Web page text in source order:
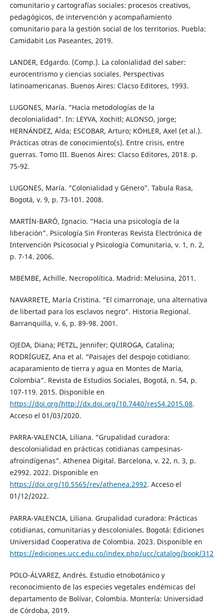
comunitario y cartografías sociales: procesos creativos,
pedagógicos, de intervención y acompañamiento
comunitario para la gestión social de los territorios. Puebla:
Camidabit Los Paseantes, 2019.
LANDER, Edgardo. (Comp.). La colonialidad del saber:
eurocentrismo y ciencias sociales. Perspectivas
latinoamericanas. Buenos Aires: Clacso Editores, 1993.
LUGONES, María. “Hacia metodologías de la
decolonialidad”. In: LEYVA, Xochitl; ALONSO, Jorge;
HERNÁNDEZ, Aída; ESCOBAR, Arturo; KÖHLER, Axel (et al.).
Prácticas otras de conocimiento(s). Entre crisis, entre
guerras. Tomo III. Buenos Aires: Clacso Editores, 2018. p.
75-92.
LUGONES, María. “Colonialidad y Género”. Tabula Rasa,
Bogotá, v. 9, p. 73-101. 2008.
MARTÍN-BARÓ, Ignacio. “Hacia una psicología de la
liberación”. Psicología Sin Fronteras Revista Electrónica de
Intervención Psicosocial y Psicología Comunitaria, v. 1, n. 2,
p. 7-14. 2006.
MBEMBE, Achille. Necropolítica. Madrid: Melusina, 2011.
NAVARRETE, María Cristina. “El cimarronaje, una alternativa
de libertad para los esclavos negro”. Historia Regional.
Barranquilla, v. 6, p. 89-98. 2001.
OJEDA, Diana; PETZL, Jennifer; QUIROGA, Catalina;
RODRÍGUEZ, Ana et al. “Paisajes del despojo cotidiano:
acaparamiento de tierra y agua en Montes de María,
Colombia”. Revista de Estudios Sociales, Bogotá, n. 54, p.
107-119. 2015. Disponible en
https://doi.org/http://dx.doi.org/10.7440/res54.2015.08.
Acceso el 01/03/2020.
PARRA-VALENCIA, Liliana. “Grupalidad curadora:
descolonialidad en prácticas cotidianas campesinas-
afroindígenas”. Athenea Digital. Barcelona, v. 22, n. 3, p.
e2992. 2022. Disponible en
https://doi.org/10.5565/rev/athenea.2992. Acceso el
01/12/2022.
PARRA-VALENCIA, Liliana. Grupalidad curadora: Prácticas
cotidianas, comunitarias y descoloniales. Bogotá: Ediciones
Universidad Cooperativa de Colombia. 2023. Disponible en
https://ediciones.ucc.edu.co/index.php/ucc/catalog/book/312
POLO-ÁLVAREZ, Andrés. Estudio etnobotánico y
reconocimiento de las especies vegetales endémicas del
departamento de Bolívar, Colombia. Montería: Universidad
de Córdoba, 2019.